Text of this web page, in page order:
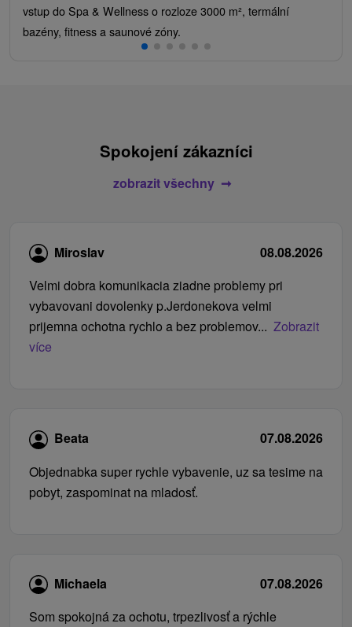
vstup do Spa & Wellness o rozloze 3000 m², termální
bazény, fitness a saunové zóny.
Spokojení zákazníci
zobrazit všechny
Miroslav
08.08.2026
Velmi dobra komunikacia ziadne problemy pri
vybavovani dovolenky p.Jerdonekova velmi
prijemna ochotna rychlo a bez problemov... Zobrazit
více
Beata
07.08.2026
Objednabka super rychle vybavenie, uz sa tesime na
pobyt, zaspominat na mladosť.
Michaela
07.08.2026
Som spokojná za ochotu, trpezlivosť a rýchle